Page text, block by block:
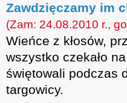
Zawdzięczamy im
(Zam: 24.08.2010 r.,
Wieńce z kłosów,
wszystko czekało
świętowali podczas
targowicy.